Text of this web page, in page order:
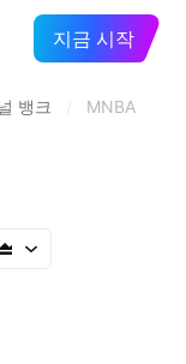
지금 시작
뱅크 MNBA